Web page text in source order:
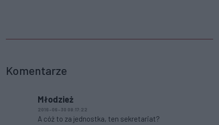
Komentarze
Młodzież
2016-06-30 08:17:22
A cóż to za jednostka, ten sekretariat?